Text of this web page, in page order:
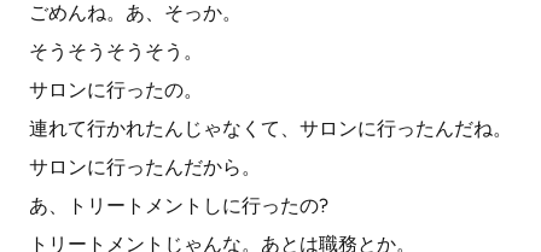
ごめんね。あ、そっか。
そうそうそうそう。
サロンに行ったの。
連れて行かれたんじゃなくて、サロンに行ったんだね。
サロンに行ったんだから。
あ、トリートメントしに行ったの?
トリートメントじゃんな。あとは職務とか。